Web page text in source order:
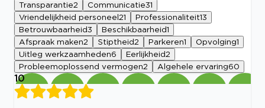
Transparantie2 Communicatie31
Vriendelijkheid personeel 21 Professionaliteit13
Betrouwbaarheid3 Beschikbaarheid1
Afspraak maken2 Stiptheid2 Parkeren1 Opvolging1
Uitleg werkzaamheden6 Eerlijkheid2
Probleemoplossend vermogen2 Algehele ervaring60
10